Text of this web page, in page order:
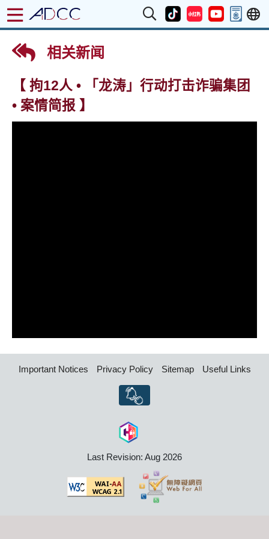
相关新闻
【 拘12人 • 「龙涛」行动打击诈骗集团
• 案情简报 】
Important Notices Privacy Policy Sitemap Useful Links
Last Revision: Aug 2026